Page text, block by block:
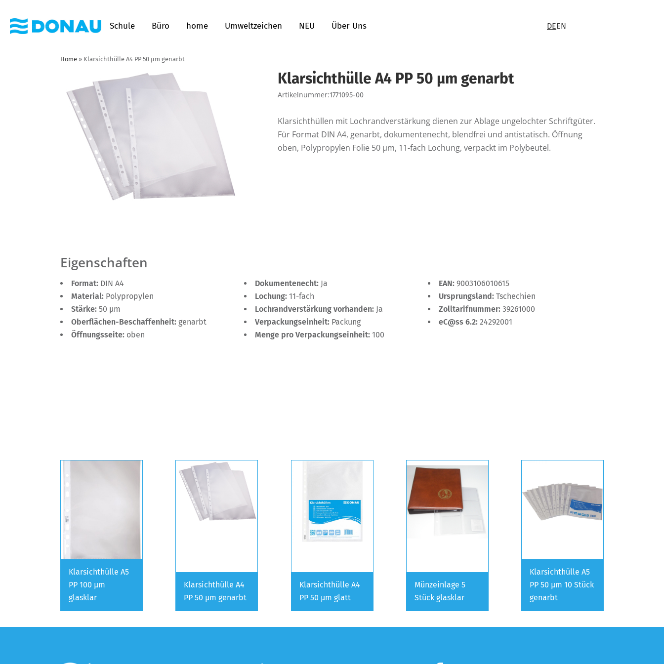
Schule Büro home Umweltzeichen NEU Über Uns DEEN
Home » Klarsichthülle A4 PP 50 µm genarbt
Klarsichthülle A4 PP 50 µm genarbt
Artikelnummer:1771095-00
Klarsichthüllen mit Lochrandverstärkung dienen zur Ablage ungelochter Schriftgüter.
Für Format DIN A4, genarbt, dokumentenecht, blendfrei und antistatisch. Öffnung
oben, Polypropylen Folie 50 µm, 11-fach Lochung, verpackt im Polybeutel.
Eigenschaften
Format: DIN A4
Material: Polypropylen
Stärke: 50 µm
Oberflächen-Beschaffenheit: genarbt
Öffnungsseite: oben
Dokumentenecht: Ja
Lochung: 11-fach
Lochrandverstärkung vorhanden: Ja
Verpackungseinheit: Packung
Menge pro Verpackungseinheit: 100
EAN: 9003106010615
Ursprungsland: Tschechien
Zolltarifnummer: 39261000
eC@ss 6.2: 24292001
Klarsichthülle A5
PP 100 µm
glasklar
Klarsichthülle A4
PP 50 µm genarbt
Klarsichthülle A4
PP 50 µm glatt
Münzeinlage 5
Stück glasklar
Klarsichthülle A5
PP 50 µm 10 Stück
genarbt